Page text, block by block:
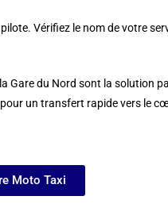
Vérifiez le nom de votre
Gare du Nord sont la solution
un transfert rapide vers le
Moto Taxi